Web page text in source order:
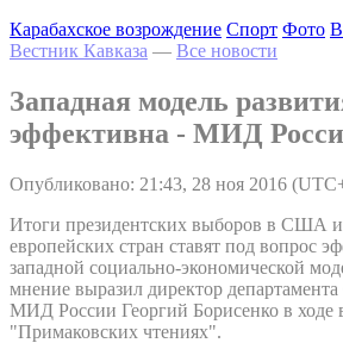
Карабахское возрождение Спорт Фото
Вестник Кавказа — Все новости
Западная модель
эффективна - МИД
Опубликовано: 21:43, 28 ноя 2016
Итоги президентских выборов в США и
европейских стран ставят под вопрос
западной социально-экономической
мнение выразил директор
МИД России Георгий Борисенко в ходе
"Примаковских чтениях".